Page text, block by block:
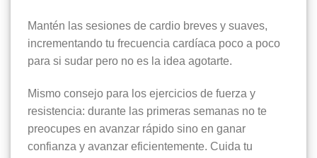
Mantén las sesiones de cardio breves y suaves,
incrementando tu frecuencia cardíaca poco a poco
para si sudar pero no es la idea agotarte.
Mismo consejo para los ejercicios de fuerza y
resistencia: durante las primeras semanas no te
preocupes en avanzar rápido sino en ganar
confianza y avanzar eficientemente. Cuida tu